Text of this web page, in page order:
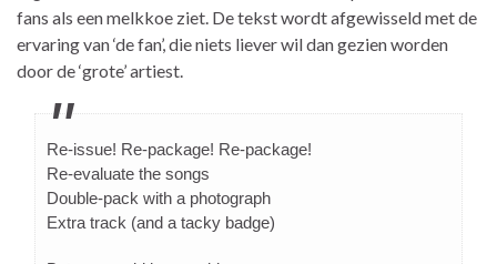
fans als een melkkoe ziet. De tekst wordt afgewisseld met de
ervaring van ‘de fan’, die niets liever wil dan gezien worden
door de ‘grote’ artiest.
Re-issue! Re-package! Re-package!
Re-evaluate the songs
Double-pack with a photograph
Extra track (and a tacky badge)